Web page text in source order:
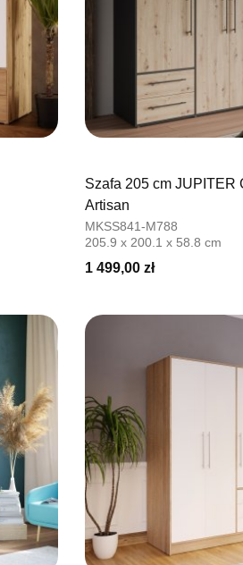
Szafa 205 cm JUPITER
Artisan
MKSS841-M788
205.9 x 200.1 x 58.8 cm
1 499,00 zł